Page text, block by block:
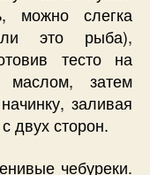
можно слегка
это рыба),
тесто на
маслом, затем
заливая
двух сторон.
чебуреки.